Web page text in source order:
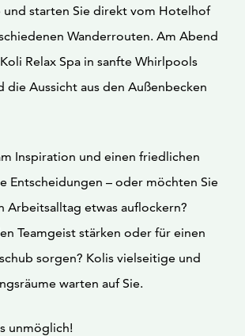
und starten Sie direkt vom Hotelhof
Wanderrouten. Am Abend
Relax Spa in sanfte Whirlpools
die Aussicht aus den Außenbecken
Inspiration und einen friedlichen
Entscheidungen – oder möchten Sie
Arbeitsalltag etwas auflockern?
Teamgeist stärken oder für einen
sorgen? Kolis vielseitige und
warten auf Sie.
unmöglich!